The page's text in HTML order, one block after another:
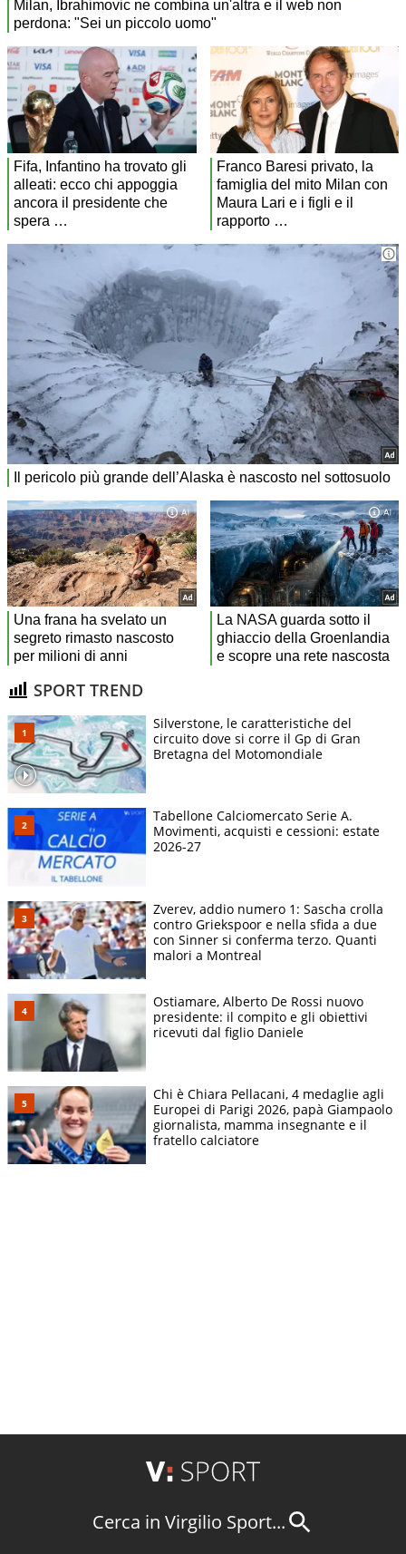
SPORT TREND
Silverstone, le caratteristiche del
circuito dove si corre il Gp di Gran
Bretagna del Motomondiale
Tabellone Calciomercato Serie A.
Movimenti, acquisti e cessioni: estate
2026-27
Zverev, addio numero 1: Sascha crolla
contro Griekspoor e nella sfida a due
con Sinner si conferma terzo. Quanti
malori a Montreal
Ostiamare, Alberto De Rossi nuovo
presidente: il compito e gli obiettivi
ricevuti dal figlio Daniele
Chi è Chiara Pellacani, 4 medaglie agli
Europei di Parigi 2026, papà Giampaolo
giornalista, mamma insegnante e il
fratello calciatore
Cerca in Virgilio Sport...